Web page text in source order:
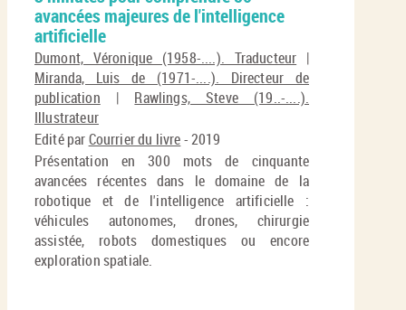
avancées majeures de l'intelligence
artificielle
Dumont, Véronique (1958-....). Traducteur |
Miranda, Luis de (1971-....). Directeur de
publication | Rawlings, Steve (19..-....).
Illustrateur
Edité parCourrier du livre- 2019
Présentation en 300 mots de cinquante
avancées récentes dans le domaine de la
robotique et de l'intelligence artificielle :
véhicules autonomes, drones, chirurgie
assistée, robots domestiques ou encore
exploration spatiale.